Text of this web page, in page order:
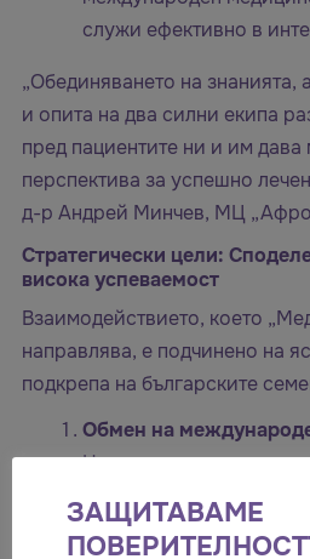
служи ефективно в
„Обединяването на знанията,
и опита на два силни екипа
пред пациентите ни и им
перспектива за успешно
д-р Андрей Минчев, МЦ
Стратегически цели:
висока успеваемост
Взаимодействието, което
направлява, е подчинено на
подкрепа на българските
Обмен на
Непрекъснато
подходи на
ЗАЩИТАВАМЕ